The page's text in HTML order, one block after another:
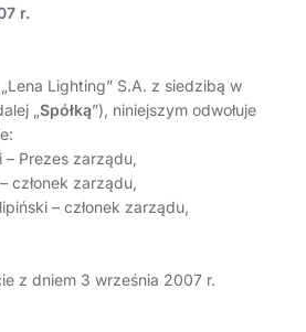
r.
Lighting” S.A. z siedzibą w
„Spółką”), niniejszym odwołuje
Prezes zarządu,
zarządu,
– członek zarządu,
z dniem 3 września 2007 r.